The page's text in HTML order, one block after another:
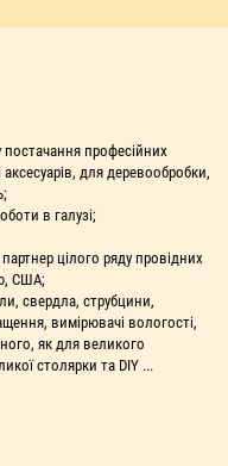
постачання професійних
для деревообробки,
в галузі;
цілого ряду провідних
США;
свердла, струбцини,
вимірювачі вологості,
як для великого
столярки та DIY ...